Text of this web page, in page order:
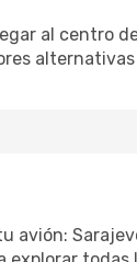
al centro
avión: